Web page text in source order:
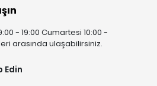
- 19:00 Cumartesi 10:00 -
arasında ulaşabilirsiniz.
Edin